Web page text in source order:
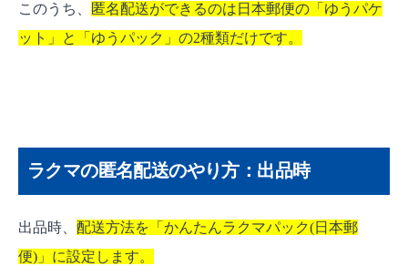
このうち、
匿名配送ができるのは日本郵便の「ゆうパケ
ット」と「ゆうパック」の2種類だけです。
ラクマの匿名配送のやり方：出品時
出品時、 配送方法を「かんたんラクマパック(日本郵
便)」に設定します。